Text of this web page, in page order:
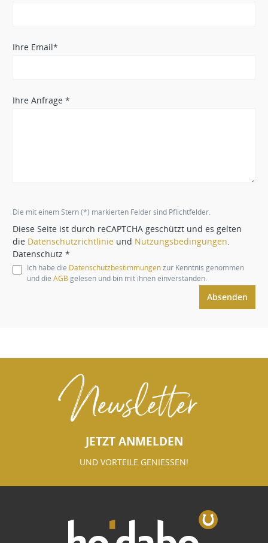
Ihre Email*
Ihre Anfrage *
Die mit einem Stern (*) markierten Felder sind Pflichtfelder.
Diese Seite ist durch reCAPTCHA geschützt und es gelten
die Datenschutzrichtlinie und Nutzungsbedingungen.
Datenschutz *
Ich habe die Datenschutzbestimmungenzur Kenntnis genommen
und die AGB gelesen und bin mit ihnen einverstanden.
Absenden
Newsletter
JETZT ANMELDEN
UND VORTEILE GENIESSEN!